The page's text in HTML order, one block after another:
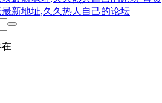
新地址,久久热人自己的论坛